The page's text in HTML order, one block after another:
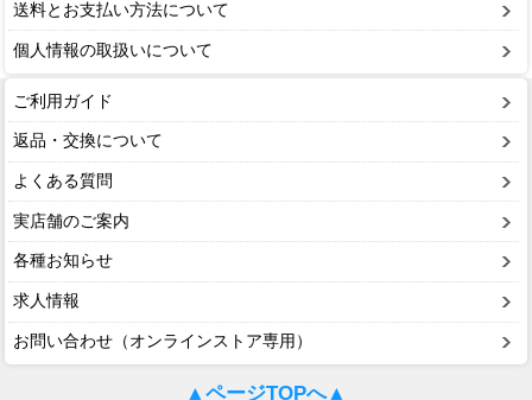
送料とお支払い方法について
個人情報の取扱いについて
ご利用ガイド
返品・交換について
よくある質問
実店舗のご案内
各種お知らせ
求人情報
お問い合わせ（オンラインストア専用）
▲ページTOPへ▲